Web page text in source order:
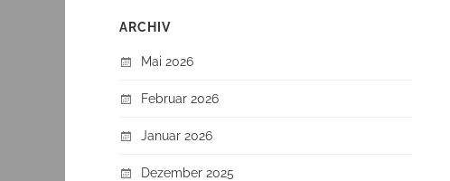
ARCHIV
Mai 2026
Februar 2026
Januar 2026
Dezember 2025